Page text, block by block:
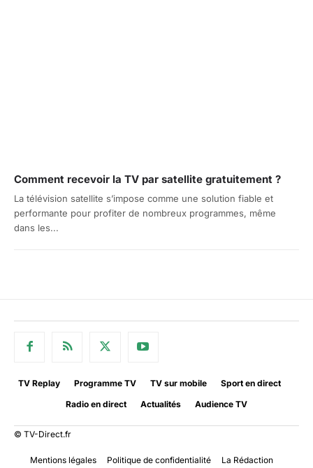
Comment recevoir la TV par satellite gratuitement ?
La télévision satellite s’impose comme une solution fiable et
performante pour profiter de nombreux programmes, même
dans les...
TV Replay Programme TV TV sur mobile
Sport en direct
Radio en direct
Actualités Audience TV
© TV-Direct.fr
Mentions légales Politique de confidentialité La Rédaction